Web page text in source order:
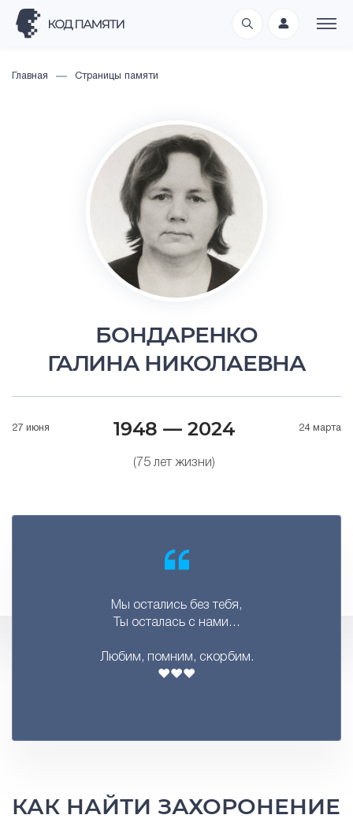
Главная Страницы памяти
БОНДАРЕНКО
ГАЛИНА НИКОЛАЕВНА
27 июня 1948 — 2024
(75 лет жизни)
24 марта
Мы остались без тебя,
Ты осталась с нами…
Любим, помним, скорбим.
❤️❤️❤️
КАК НАЙТИ ЗАХОРОНЕНИЕ